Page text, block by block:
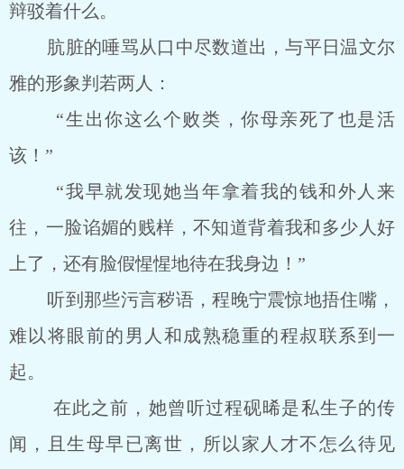
辩驳着什么。
肮脏的唾骂从口中尽数道出，与平日温文尔
雅的形象判若两人：
“生出你这么个败类，你母亲死了也是活
该！”
“我早就发现她当年拿着我的钱和外人来
往，一脸谄媚的贱样，不知道背着我和多少人好
上了，还有脸假惺惺地待在我身边！”
听到那些污言秽语，程晚宁震惊地捂住嘴，
难以将眼前的男人和成熟稳重的程叔联系到一
起。
在此之前，她曾听过程砚晞是私生子的传
闻，且生母早已离世，所以家人才不怎么待见